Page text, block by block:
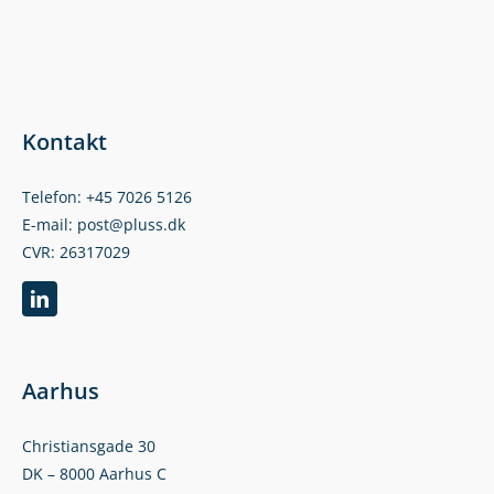
Kontakt
Telefon: +45 7026 5126
E-mail: post@pluss.dk
CVR: 26317029
Aarhus
Christiansgade 30
DK – 8000 Aarhus C